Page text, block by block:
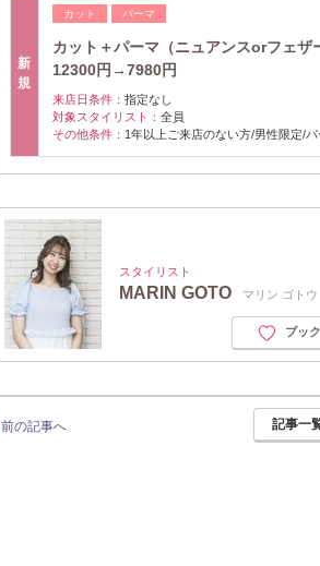
新
規
カット パーマ
カット＋パーマ（ニュアンスorフェザ
12300円→7980円
来店日条件： 指定なし
対象スタイリスト： 全員
その他条件： 1年以上ご来店のない方/男性限定/パ
スタイリスト
MARIN GOTO マリン ゴトウ
ブッ
前の記事へ 記事一